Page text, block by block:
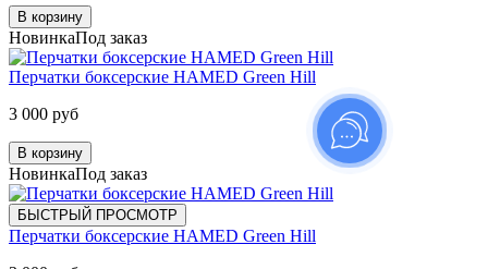
В корзину
НовинкаПод заказ
Перчатки боксерские HAMED Green Hill
3 000 руб
В корзину
НовинкаПод заказ
БЫСТРЫЙ ПРОСМОТР
Перчатки боксерские HAMED Green Hill